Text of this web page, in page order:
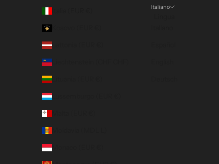
Lettonia (EUR €)
Liechtenstein (CHF CHF)
Lituania (EUR €)
Lussemburgo (EUR €)
Monaco (EUR €)
Italiano